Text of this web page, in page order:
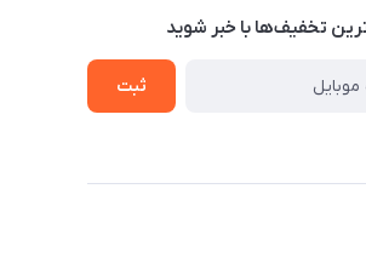
تخفیف‌ها با‌ خبر شوید
ثبت